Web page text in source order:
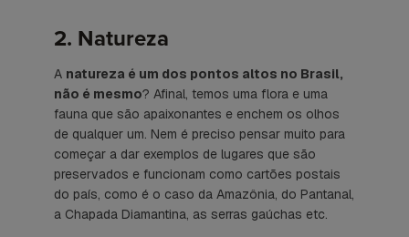
2. Natureza
A natureza é um dos pontos altos no Brasil,
não é mesmo? Afinal, temos uma flora e uma
fauna que são apaixonantes e enchem os olhos
de qualquer um. Nem é preciso pensar muito para
começar a dar exemplos de lugares que são
preservados e funcionam como cartões postais
do país, como é o caso da Amazônia, do Pantanal,
a Chapada Diamantina, as serras gaúchas etc.